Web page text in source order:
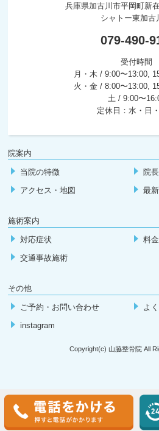
兵庫県加古川市平岡町新
シャトー東加古
079-490-
受付時間
月・木 / 9:00〜13:00,
火・金 / 8:00〜13:00,
土 / 9:00〜
定休日：水・日
院案内
当院の特徴
院
アクセス・地図
最
施術案内
対応症状
料
交通事故施術
その他
ご予約・お問い合わせ
よ
instagram
Copyright(c) 山脇整骨院 All